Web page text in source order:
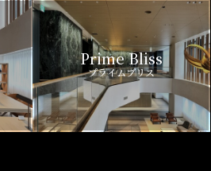
Prime Bliss
プライムブリス